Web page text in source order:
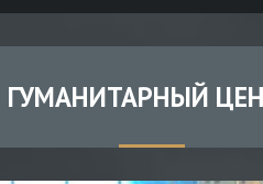
ГУМАНИТАРНЫЙ